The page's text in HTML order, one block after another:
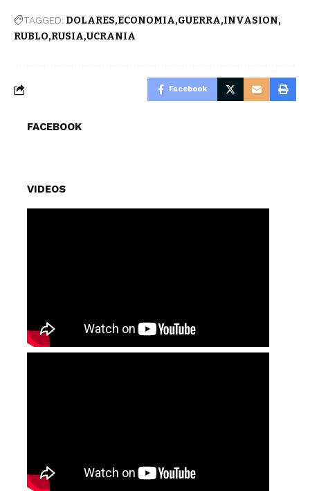
TAGGED: DOLARES ECONOMIA GUERRA INVASION
RUBLO RUSIA UCRANIA
Facebook
FACEBOOK
VIDEOS